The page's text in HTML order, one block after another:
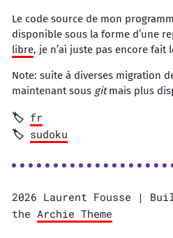
Le code source de mon
disponible sous la forme d’une
libre, je n’ai juste pas encore fait
Note: suite à diverses migration
maintenant sous gitmais plus
fr
sudoku
2026 Laurent Fousse |
the Archie Theme